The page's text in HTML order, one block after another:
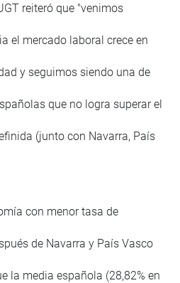
reiteró que "venimos
el mercado laboral crece en
y seguimos siendo una de
que no logra superar el
(junto con Navarra, País
con menor tasa de
de Navarra y País Vasco
la media española (28,82% en